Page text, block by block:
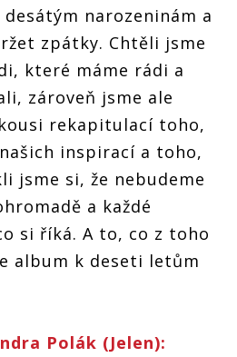
narozeninám a
zpátky. Chtěli jsme
které máme rádi a
zároveň jsme ale
rekapitulací toho,
inspirací a toho,
jsme si, že nebudeme
a každé
si říká. A to, co z toho
album k deseti letům
Polák (Jelen):